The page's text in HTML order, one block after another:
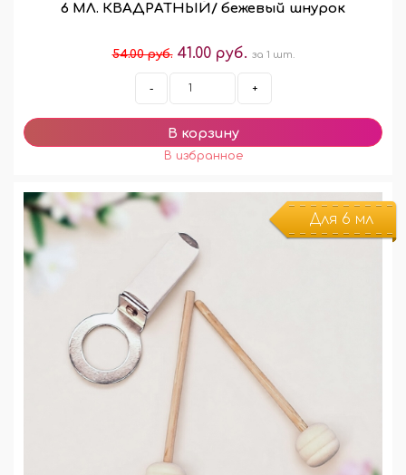
6 МЛ. КВАДРАТНЫЙ/ бежевый шнурок
54.00 руб. 41.00 руб. за 1 шт.
- +
Для 6 мл